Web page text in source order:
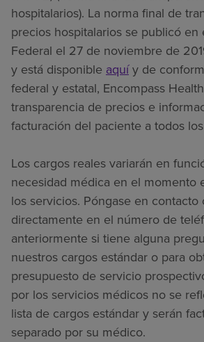
hospitalarios). La norma final de
precios hospitalarios se publicó en
Federal el 27 de noviembre de
y está disponible aquíy de
federal y estatal, Encompass
transparencia de precios e
facturación del paciente a todos
Los cargos reales variarán en
necesidad médica en el momento
los servicios. Póngase en contacto
directamente en el número de
anteriormente si tiene alguna
nuestros cargos estándar o para
presupuesto de servicio
por los servicios médicos no se
lista de cargos estándar y serán
separado por su médico.